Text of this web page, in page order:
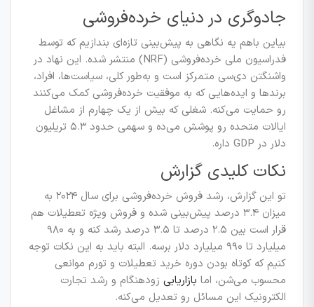
جادوگری در دنیای خرده‌فروشی
بیاین باهم یه نگاهی به پیش‌بینی تازه‌ای بندازیم که توسط
فدراسیون ملی خرده‌فروشی (NRF) منتشر شده. این نهاد در
واشنگتن دی‌سی متمرکز است و به‌طور کلی، سیاست‌ها، افراد،
برندها و ایده‌هایی که به موفقیت خرده‌فروشی کمک می‌کنند
رو حمایت می‌کنه. شغلی که بیش از یک چهارم از مشاغل
ایالات متحده رو پوشش می‌ده و سهمی حدود ۵.۳ تریلیون
دلار در GDP داره.
نکات کلیدی گزارش
تو این گزارش، رشد فروش خرده‌فروشی برای سال ۲۰۲۴ به
میزان ۳.۴ درصد پیش‌بینی شده و فروش ویژه تعطیلات هم
قرار است بین ۲.۵ درصد تا ۳.۵ درصد رشد کنه و به ۹۸۰
میلیارد تا ۹۹۰ میلیارد دلار برسه. البته باید به این نکات توجه
کنیم که کوتاه بودن دوره خرید تعطیلات و تورم موانعی
محسوب می‌شن، اما بازاریابی زودهنگام و رشد تجارت
الکترونیک این مسائل رو تعدیل می‌کنه.